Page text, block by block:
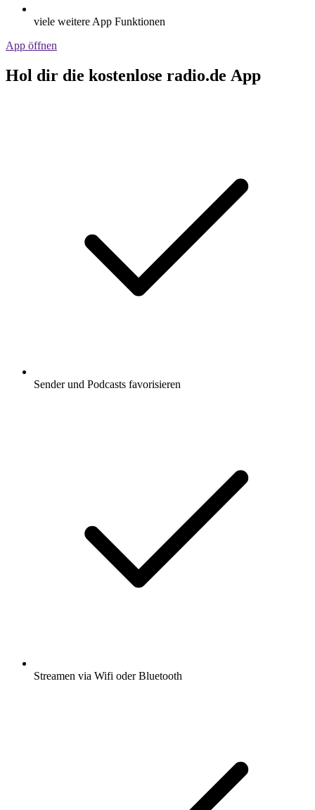
viele weitere App Funktionen
App öffnen
Hol dir die kostenlose radio.de App
Sender und Podcasts favorisieren
Streamen via Wifi oder Bluetooth